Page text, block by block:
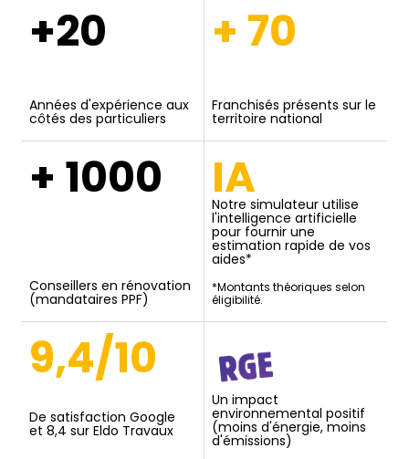
+20
Années d'expérience aux
côtés des particuliers
+ 70
Franchisés présents sur le
territoire national
+ 1000
Conseillers en rénovation
(mandataires PPF)
IA
Notre simulateur utilise
l'intelligence artificielle
pour fournir une
estimation rapide de vos
aides*
*Montants théoriques selon
éligibilité.
9,4/10
De satisfaction Google
et 8,4 sur Eldo Travaux
Un impact
environnemental positif
(moins d'énergie, moins
d'émissions)